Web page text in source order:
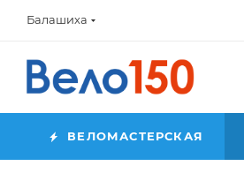
Балашиха
ВЕЛОМАСТЕРСКАЯ